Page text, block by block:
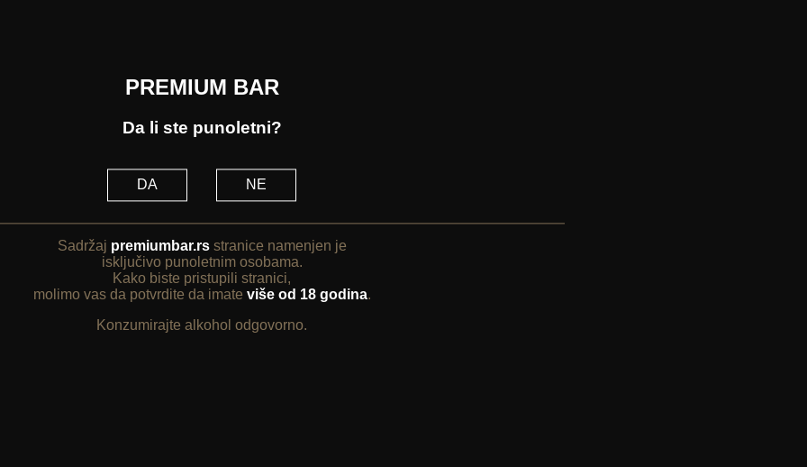
PREMIUM BAR
Da li ste punoletni?
DA NE
Sadržaj premiumbar.rsstranice namenjen je
isključivo punoletnim osobama.
Kako biste pristupili stranici,
molimo vas da potvrdite da imate više od 18 godina.
Konzumirajte alkohol odgovorno.